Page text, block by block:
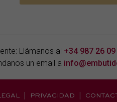
Llámanos al +34 987 26 09
un email a
PRIVACIDAD